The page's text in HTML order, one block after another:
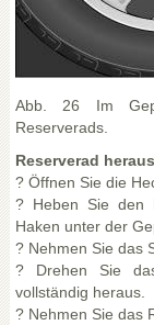
Abb. 26 Im
Reserverads.
Reserverad
? Öffnen Sie die
? Heben Sie den
Haken unter der
? Nehmen Sie das
? Drehen Sie
vollständig heraus.
? Nehmen Sie das